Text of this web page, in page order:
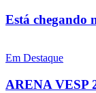
Está chegando
Em Destaque
ARENA VESP